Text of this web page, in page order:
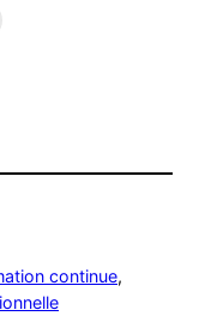
continue